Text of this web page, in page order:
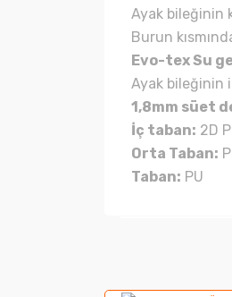
Ayak bileğinin
Burun
Evo-tex Su
Ayak bileğinin
1,8mm süet
İç taban: 2D
Orta Taban:
Taban: PU
Görüş ve